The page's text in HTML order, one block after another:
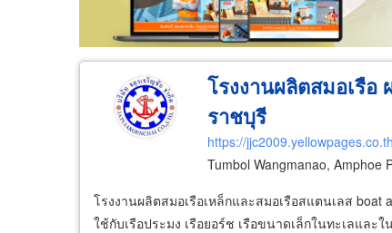
โรงงานผลิตสมอเรือ
ราชบุรี
https://jjc2009.yellowpages.co.th
Tumbol Wangmanao, Amphoe
โรงงานผลิตสมอเรือเหล็กและสมอเรือสแตนเลส boat
ใช้กับเรือประมง เรือยอร์ช เรือขนาดเล็กในทะเลแล